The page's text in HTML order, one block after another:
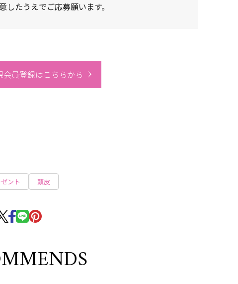
たうえでご応募願います。
会員登録はこちらから
ント 頭皮